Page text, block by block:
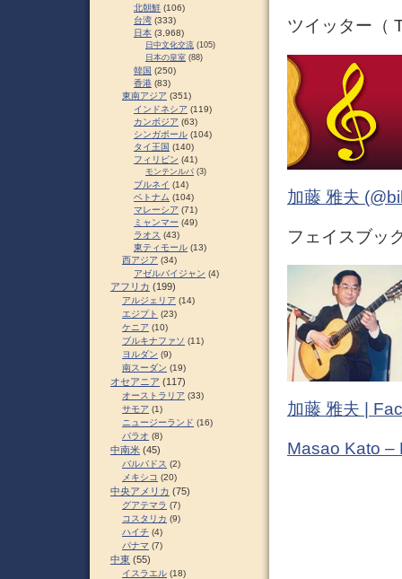
ツイッター（
加藤 雅夫
フェイスブッ
加藤 雅夫 |
Masao Kato –
北朝鮮 (106)
台湾 (333)
日本 (3,968)
日中文化交流 (105)
日本の皇室 (88)
韓国 (250)
香港 (83)
東南アジア (351)
インドネシア (119)
カンボジア (63)
シンガポール (104)
タイ王国 (140)
フィリピン (41)
モンテンルパ (3)
ブルネイ (14)
ベトナム (104)
マレーシア (71)
ミャンマー (49)
ラオス (43)
東ティモール (13)
西アジア (34)
アゼルバイジャン (4)
アフリカ (199)
アルジェリア (14)
エジプト (23)
ケニア (10)
ブルキナファソ (11)
ヨルダン (9)
南スーダン (19)
オセアニア (117)
オーストラリア (33)
サモア (1)
ニュージーランド (16)
パラオ (8)
中南米 (45)
バルバドス (2)
メキシコ (20)
中央アメリカ (75)
グアテマラ (7)
コスタリカ (9)
ハイチ (4)
パナマ (7)
中東 (55)
イスラエル (18)